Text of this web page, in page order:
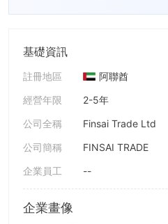
基礎資訊
註冊地區
阿聯酋
經營年限
2-5年
公司全稱
Finsai Trade Ltd
公司簡稱
FINSAI TRADE
企業員工
--
企業畫像